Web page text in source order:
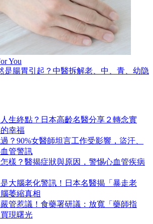
You
是腸胃引起？中醫拆解老、中、青、幼隐
生終點？日本高齡名醫分享２轉念實
幸福
？90%女醫師坦言工作受影響，盜汗、
管警訊
樣？醫揭症狀與原因，警惕心血管疾病
大腦老化警訊！日本名醫揭「暴走老
萎縮真相
管惹議！食藥署研議：放寬「藥師指
現曙光